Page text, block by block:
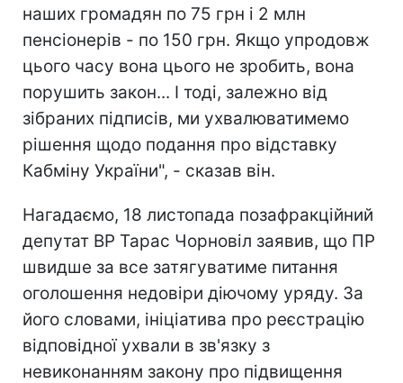
наших громадян по 75 грн і 2 млн
пенсіонерів - по 150 грн. Якщо упродовж
цього часу вона цього не зробить, вона
порушить закон... І тоді, залежно від
зібраних підписів, ми ухвалюватимемо
рішення щодо подання про відставку
Кабміну України", - сказав він.
Нагадаємо, 18 листопада позафракційний
депутат ВР Тарас Чорновіл заявив, що ПР
швидше за все затягуватиме питання
оголошення недовіри діючому уряду. За
його словами, ініціатива про реєстрацію
відповідної ухвали в зв'язку з
невиконанням закону про підвищення